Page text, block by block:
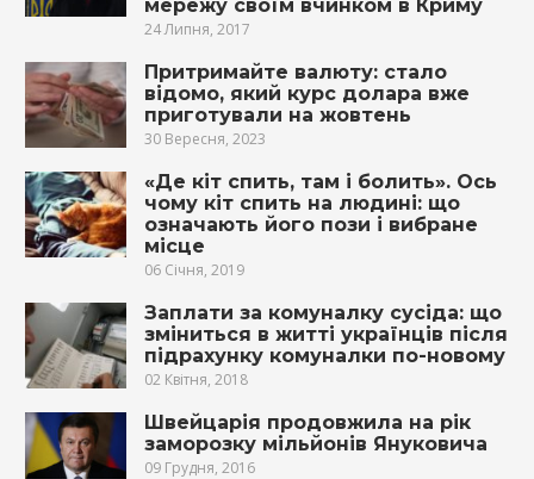
мережу своїм вчинком в Криму
24 Липня, 2017
Притримайте валюту: стало
відомо, який курс долара вже
приготували на жовтень
30 Вересня, 2023
«Де кіт спить, там і бoлить». Ось
чому кіт спить на людині: що
означають його пoзи і вибране
місце
06 Січня, 2019
Заплати за комуналку сусіда: що
зміниться в житті українців після
підрахунку комуналки по-новому
02 Квітня, 2018
Швейцарія продовжила на рік
заморозку мільйонів Януковича
09 Грудня, 2016